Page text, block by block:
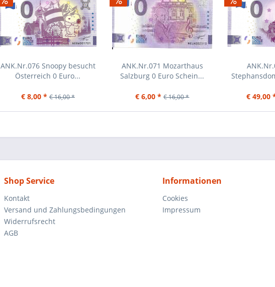
ANK.Nr.076 Snoopy besucht
Österreich 0 Euro...
€ 8,00 * € 16,00 *
ANK.Nr.071 Mozarthaus
Salzburg 0 Euro Schein...
€ 6,00 * € 16,00 *
€ 49,00
Shop Service
Kontakt
Versand und Zahlungsbedingungen
Widerrufsrecht
AGB
Informationen
Cookies
Impressum